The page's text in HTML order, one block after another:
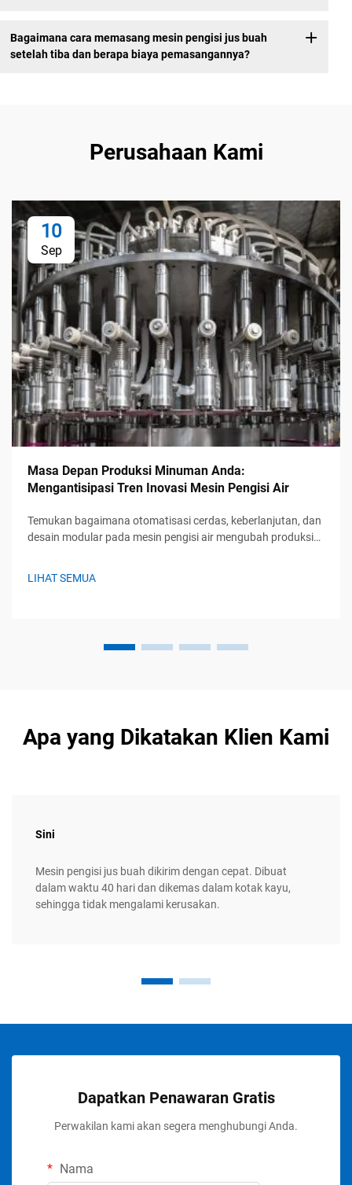
Bagaimana cara memasang mesin pengisi jus buah
setelah tiba dan berapa biaya pemasangannya?
Perusahaan Kami
10
Sep
Masa Depan Produksi Minuman Anda:
Mengantisipasi Tren Inovasi Mesin Pengisi Air
Temukan bagaimana otomatisasi cerdas, keberlanjutan, dan
desain modular pada mesin pengisi air mengubah produksi
LIHAT SEMUA
Apa yang Dikatakan Klien Kami
Sini
Mesin pengisi jus buah dikirim dengan cepat. Dibuat
dalam waktu 40 hari dan dikemas dalam kotak kayu,
sehingga tidak mengalami kerusakan.
Dapatkan Penawaran Gratis
Perwakilan kami akan segera menghubungi Anda.
Nama